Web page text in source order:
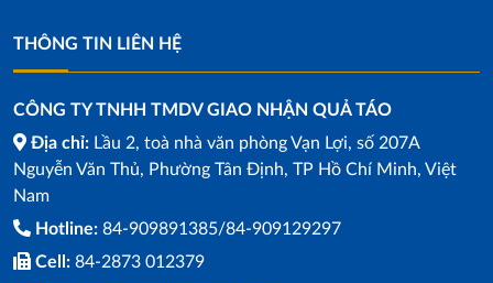
THÔNG TIN LIÊN HỆ
CÔNG TY TNHH TMDV GIAO NHẬN QUẢ TÁO
Địa chỉ: Lầu 2, toà nhà văn phòng Vạn Lợi, số 207A
Nguyễn Văn Thủ, Phường Tân Định, TP Hồ Chí Minh, Việt
Nam
Hotline: 84-909891385/84-909129297
Cell: 84-2873 012379